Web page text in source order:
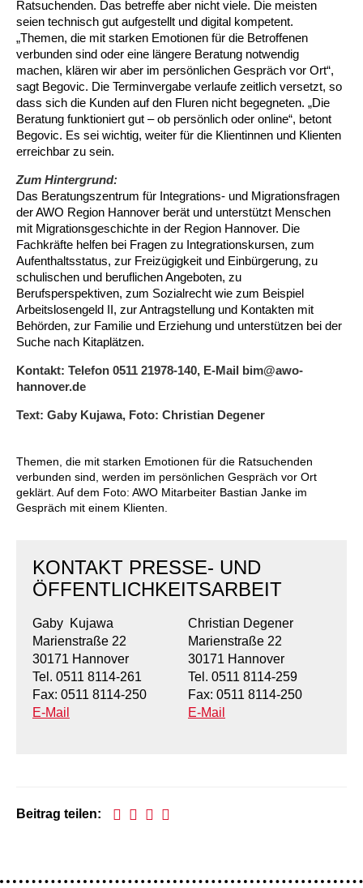
Ortsverein Arnum
Ortsverein Barsinghausen
Ortsverein Bennigsen
Ortsverein Bredenbeck
Ortsverein Godshorn
Ortsverein Garbsen
Ortsverein Fuhrberg
Ortsverein Berenbostel
Ortsverein Burgdorf
Ortsverein Burgdorf
Ortsverein Engelbostel-Schulenburg
Kindertagesstätte Freytagstraße
Kindertagesstätte Gehägestraße
Kindertagesstätte Gottfried-Keller-Straße /
Familienzentrum
Kindertagesstätte Große Pranke
Kindertagesstätte Herbartstraße
Kindertagesstätte Hiltrud-Grote-Weg
Krippe Höltystraße
Kindertagesstätte Ibykusweg / Familienzentrum
Kindertagesstätte Johannes-Lau-Hof
“Mäuseburg” / Familienzentrum
Kindertagesstätte Langes Feld “Deisterspatzen”
Kindertagesstätte Petermannstraße /
Familienzentrum
Kindertagesstätte Rosenbergstraße
Krippe Schleswiger Straße
Kindertagesstätte Tresckowstraße
Kindertagesstätte Elmstraße / Familienzentrum
Kindertagesstätte Freudenthalstraße /
Familienzentrum
Kindertagesstätte Freytagstraße
Kindertagesstätte Gehägestraße
Kindertagesstätte Gorch-Fock-Straße
Kindertagesstätte Gottfried-Keller-Straße /
Familienzentrum
Kindertagesstätte Große Pranke
Kindertagesstätte Harenberger Straße
Kindertagesstätte Herbartstraße
Kindertagesstätte Johannes-Lau-Hof
Kindertagesstätte Klaus-Müller-Kilian-Weg /
“Mäuseburg” / Familienzentrum
Kindertagesstätte Langes Feld “Deisterspatzen”
Kindertagesstätte Levester Straße
Kindertagesstätte Petermannstraße /
Kindertagesstätte Pfarrlandplatz
Kindertagesstätte Rosenbergstraße
Hort Salzmannstraße
Kindertagesstätte Schweriner Straße /
Außenstelle Hort Stenhusenstraße
Kindertagesstätte Sylter Weg
Kindertagesstätte Mühenkamp / Familienzentrum
Kindertagesstätte Petermannstraße /
Familienzentrum
Kindertagesstätte Schweriner Straße /
Familienzentrum
Life Kinetik
Yoga mit Baby
Yoga in der Schwangerschaft
Stretch und Relax
Fitness für Frauen
Online Pflege- und Seniorenberatung
Helfende Hände
Pflege und Wohnen
Beratungsangebote
Jugendwohnen im Stadtteil
Ältere Menschen
Behördenbegleitung und Formularausfüllhilfe
Mehrsprachige Beratung
Wegweiser Seniorenkompass
Infotelefon
Migration
Berufssprachkurse
Migrationsberatung für junge Menschen
Interkulturelle Beratung für ältere Menschen
Menschen mit Behinderungen
Ratsuchenden. Das betreffe aber nicht viele. Die meisten
seien technisch gut aufgestellt und digital kompetent.
„Themen, die mit starken Emotionen für die Betroffenen
verbunden sind oder eine längere Beratung notwendig
machen, klären wir aber im persönlichen Gespräch vor Ort“,
sagt Begovic. Die Terminvergabe verlaufe zeitlich versetzt, so
dass sich die Kunden auf den Fluren nicht begegneten. „Die
Beratung funktioniert gut – ob persönlich oder online“, betont
Begovic. Es sei wichtig, weiter für die Klientinnen und Klienten
erreichbar zu sein.
Zum Hintergrund:
Das Beratungszentrum für Integrations- und Migrationsfragen
der AWO Region Hannover berät und unterstützt Menschen
mit Migrationsgeschichte in der Region Hannover. Die
Fachkräfte helfen bei Fragen zu Integrationskursen, zum
Aufenthaltsstatus, zur Freizügigkeit und Einbürgerung, zu
schulischen und beruflichen Angeboten, zu
Berufsperspektiven, zum Sozialrecht wie zum Beispiel
Arbeitslosengeld II, zur Antragstellung und Kontakten mit
Behörden, zur Familie und Erziehung und unterstützen bei der
Suche nach Kitaplätzen.
Kontakt: Telefon 0511 21978-140, E-Mail bim@awo-
hannover.de
Text: Gaby Kujawa, Foto: Christian Degener
Themen, die mit starken Emotionen für die Ratsuchenden
verbunden sind, werden im persönlichen Gespräch vor Ort
geklärt. Auf dem Foto: AWO Mitarbeiter Bastian Janke im
Gespräch mit einem Klienten.
KONTAKT PRESSE- UND
ÖFFENTLICHKEITSARBEIT
Gaby Kujawa
Marienstraße 22
30171 Hannover
Tel. 0511 8114-261
Fax: 0511 8114-250
E-Mail
Christian Degener
Marienstraße 22
30171 Hannover
Tel. 0511 8114-259
Fax: 0511 8114-250
E-Mail
Beitrag teilen: